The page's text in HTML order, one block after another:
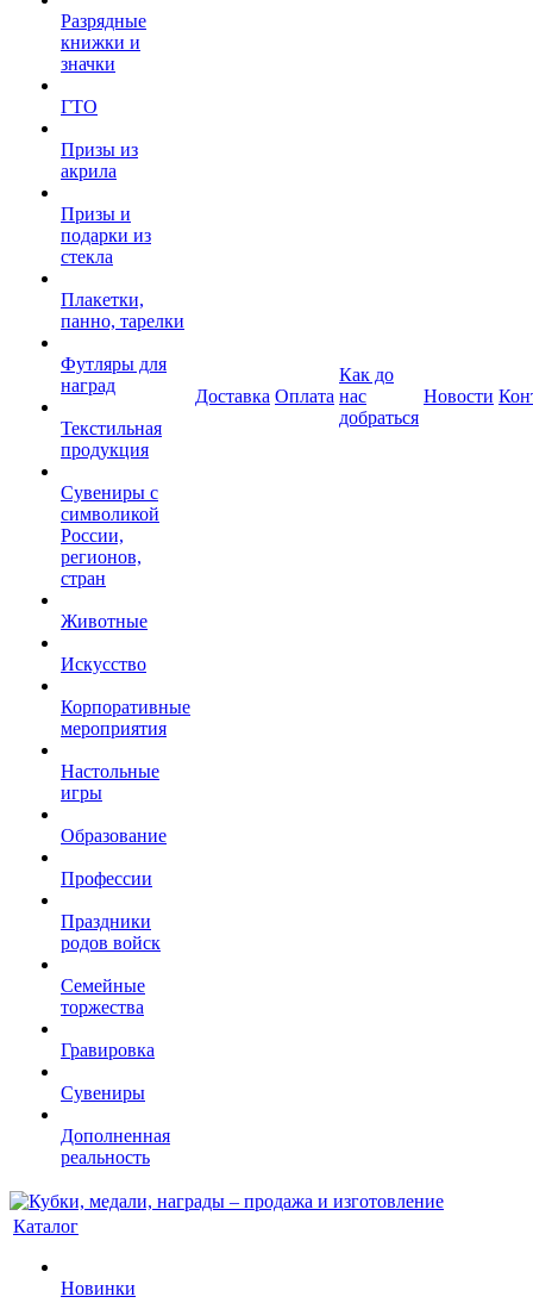
Разрядные
книжки и
значки
ГТО
Призы из
акрила
Призы и
подарки из
стекла
Плакетки,
панно, тарелки
Футляры для
наград
Текстильная
продукция
Сувениры с
символикой
России,
регионов,
стран
Животные
Искусство
Корпоративные
мероприятия
Настольные
игры
Образование
Профессии
Праздники
родов войск
Семейные
торжества
Гравировка
Сувениры
Дополненная
реальность
Доставка Оплата
Как до
нас
добраться
Новости
Каталог
Новинки